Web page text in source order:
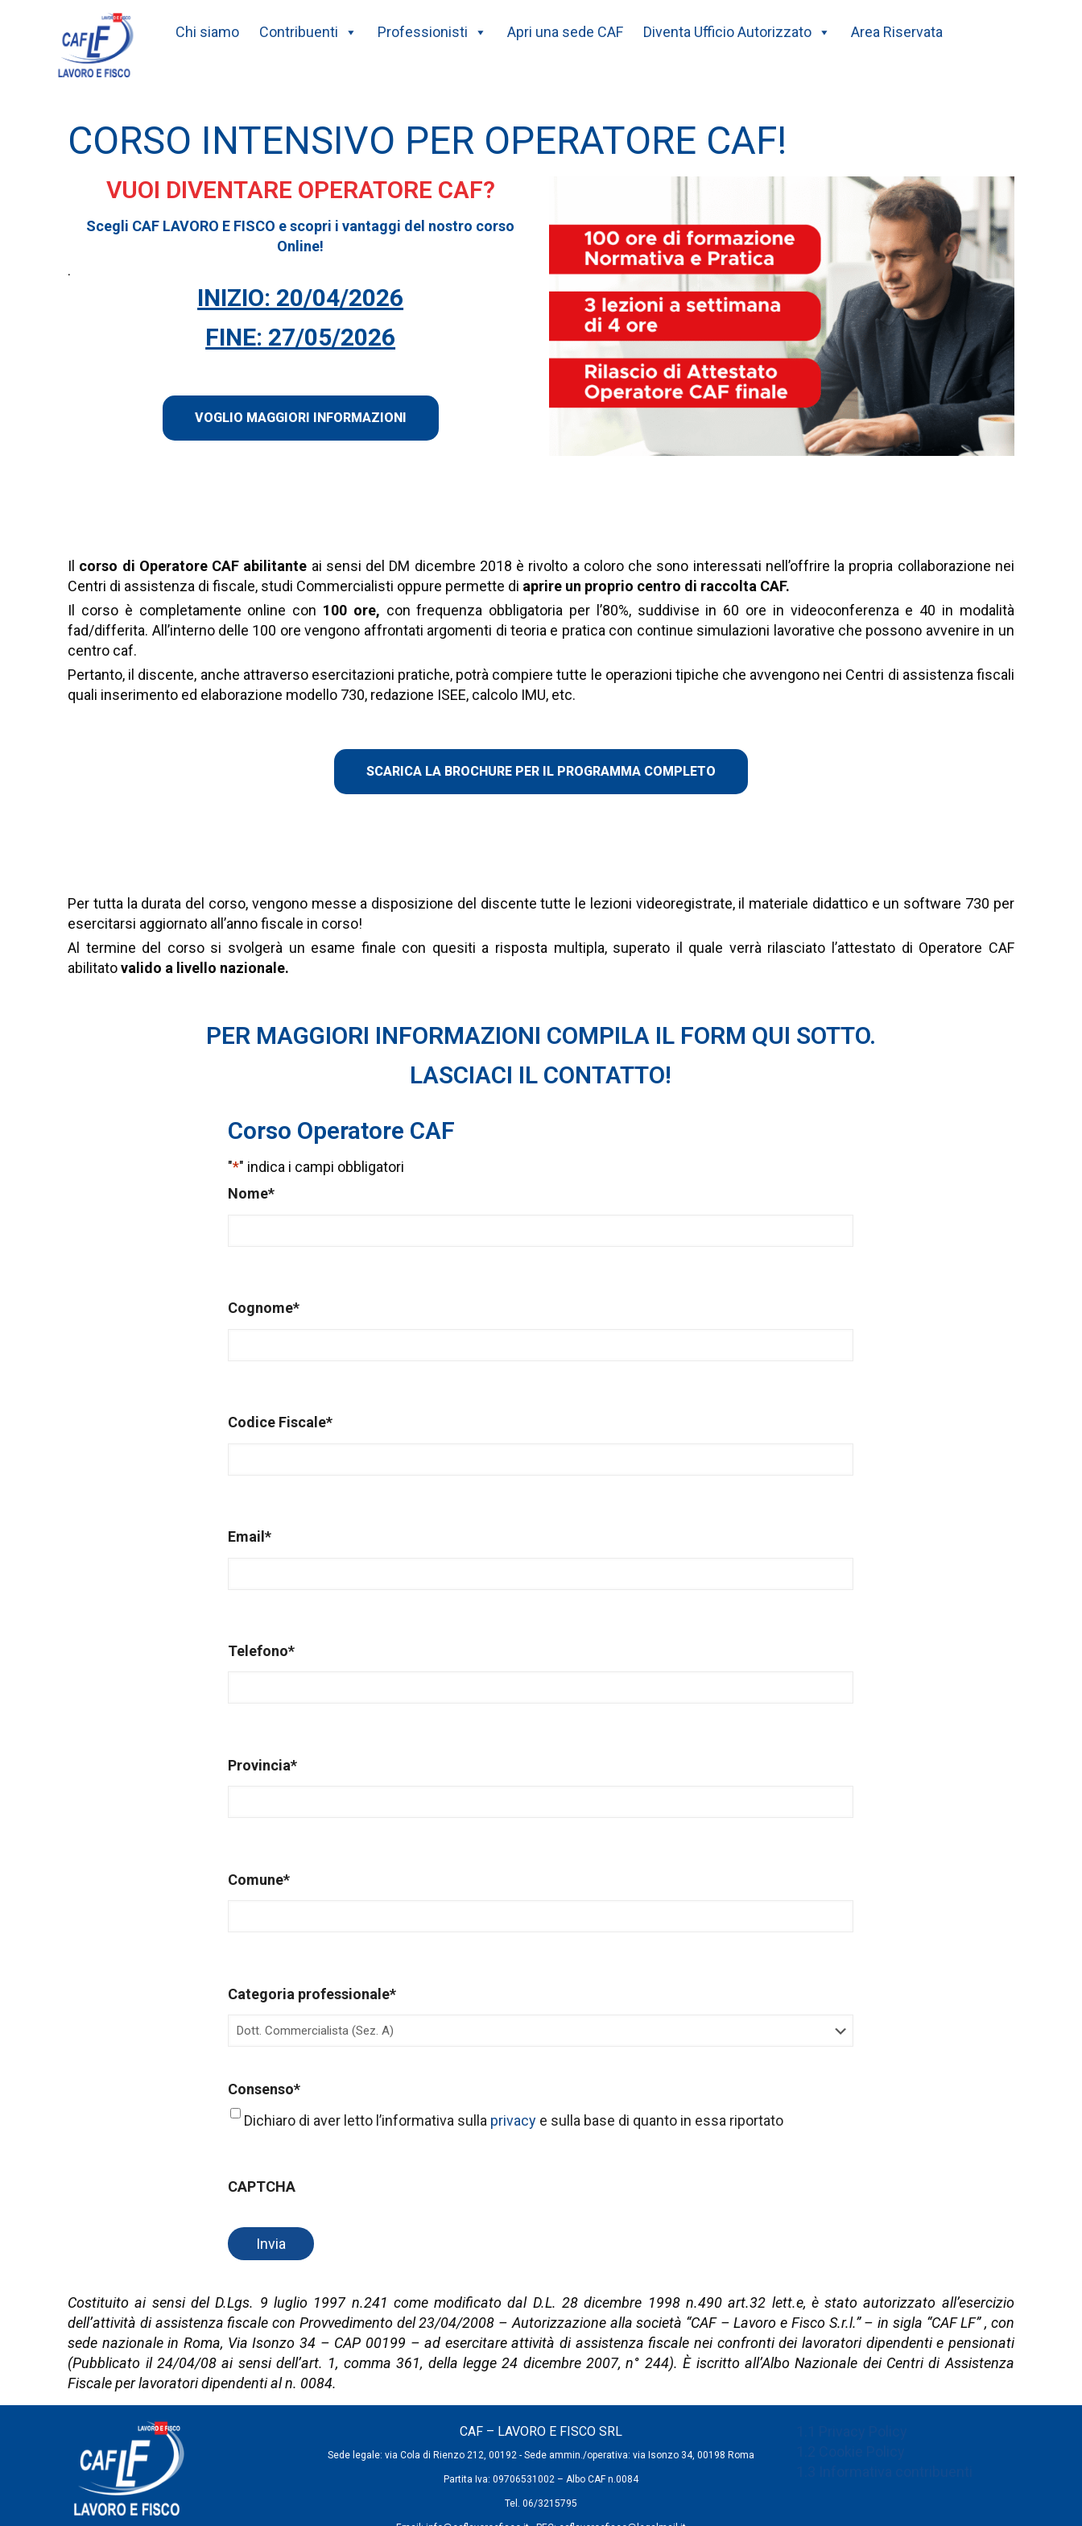
Chi siamo Contribuenti Professionisti Apri una sede CAF Diventa Ufficio Autorizzato Area Riservata
CORSO INTENSIVO PER OPERATORE CAF!
VUOI DIVENTARE OPERATORE CAF?
Scegli CAF LAVORO E FISCO e scopri i vantaggi del nostro corso
Online!
.
INIZIO: 20/04/2026
FINE: 27/05/2026
VOGLIO MAGGIORI INFORMAZIONI
Il corso di Operatore CAF abilitante ai sensi del DM dicembre 2018 è rivolto a coloro che sono interessati nell’offrire la propria collaborazione nei
Centri di assistenza di fiscale, studi Commercialisti oppure permette di aprire un proprio centro di raccolta CAF.
Il corso è completamente online con 100 ore, con frequenza obbligatoria per l’80%, suddivise in 60 ore in videoconferenza e 40 in modalità
fad/differita. All’interno delle 100 ore vengono affrontati argomenti di teoria e pratica con continue simulazioni lavorative che possono avvenire in un
centro caf.
Pertanto, il discente, anche attraverso esercitazioni pratiche, potrà compiere tutte le operazioni tipiche che avvengono nei Centri di assistenza fiscali
quali inserimento ed elaborazione modello 730, redazione ISEE, calcolo IMU, etc.
SCARICA LA BROCHURE PER IL PROGRAMMA COMPLETO
Per tutta la durata del corso, vengono messe a disposizione del discente tutte le lezioni videoregistrate, il materiale didattico e un software 730 per
esercitarsi aggiornato all’anno fiscale in corso!
Al termine del corso si svolgerà un esame finale con quesiti a risposta multipla, superato il quale verrà rilasciato l’attestato di Operatore CAF
abilitatovalido a livello nazionale.
PER MAGGIORI INFORMAZIONI COMPILA IL FORM QUI SOTTO.
LASCIACI IL CONTATTO!
Corso Operatore CAF
"*" indica i campi obbligatori
Nome*
Cognome*
Codice Fiscale*
Email*
Telefono*
Provincia*
Comune*
Categoria professionale*
Consenso*
Dichiaro di aver letto l’informativa sulla privacy e sulla base di quanto in essa riportato
CAPTCHA
Costituito ai sensi del D.Lgs. 9 luglio 1997 n.241 come modificato dal D.L. 28 dicembre 1998 n.490 art.32 lett.e, è stato autorizzato all’esercizio
dell’attività di assistenza fiscale con Provvedimento del 23/04/2008 – Autorizzazione alla società “CAF – Lavoro e Fisco S.r.l.” – in sigla “CAF LF” , con
sede nazionale in Roma, Via Isonzo 34 – CAP 00199 – ad esercitare attività di assistenza fiscale nei confronti dei lavoratori dipendenti e pensionati
(Pubblicato il 24/04/08 ai sensi dell’art. 1, comma 361, della legge 24 dicembre 2007, n° 244). È iscritto all’Albo Nazionale dei Centri di Assistenza
Fiscale per lavoratori dipendenti al n. 0084.
CAF – LAVORO E FISCO SRL
Sede legale: via Cola di Rienzo 212, 00192 - Sede ammin./operativa: via Isonzo 34, 00198 Roma
Partita Iva: 09706531002 – Albo CAF n.0084
Tel. 06/3215795